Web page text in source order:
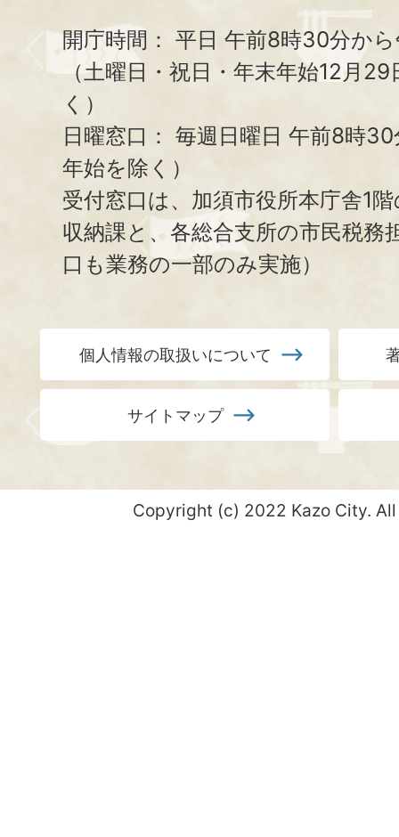
開庁時間： 平日 午前8時30分か
（土曜日・祝日・年末年始12月
く）
日曜窓口： 毎週日曜日 午前8時
年始を除く）
受付窓口は、加須市役所本庁舎1
収納課と、 各総合支所の市民税務
口も業務の一部のみ実施）
個人情報の取扱いについて
サイトマップ
Copyright (c) 2022 Kazo City.